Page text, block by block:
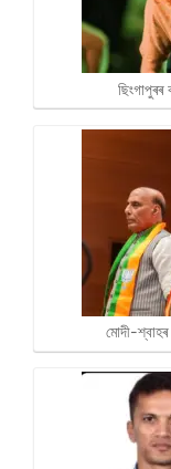
মোদী-শ্বাহৰ